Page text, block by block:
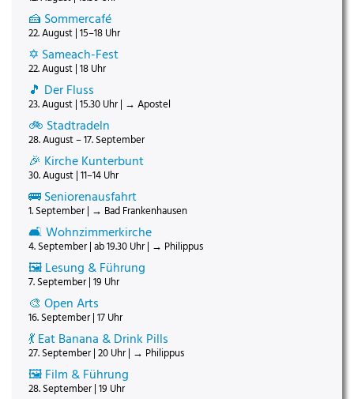
🍰 Sommercafé
22. August | 15–18 Uhr
✡️ Sameach-Fest
22. August | 18 Uhr
🎵 Der Fluss
23. August | 15.30 Uhr | → Apostel
🚲 Stadtradeln
28. August – 17. September
🎉 Kirche Kunterbunt
30. August | 11–14 Uhr
🚌 Seniorenausfahrt
1. September | → Bad Frankenhausen
🛋️ Wohnzimmerkirche
4. September | ab 19.30 Uhr | → Philippus
🖼️ Lesung & Führung
7. September | 19 Uhr
🎨 Open Arts
16. September | 17 Uhr
💃 Eat Banana & Drink Pills
27. September | 20 Uhr | → Philippus
🖼️ Film & Führung
28. September | 19 Uhr